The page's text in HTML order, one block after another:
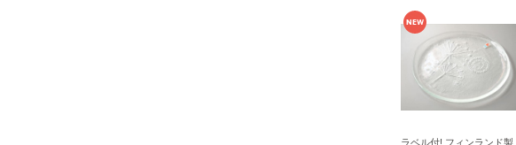
ラベル付! フィンランド製